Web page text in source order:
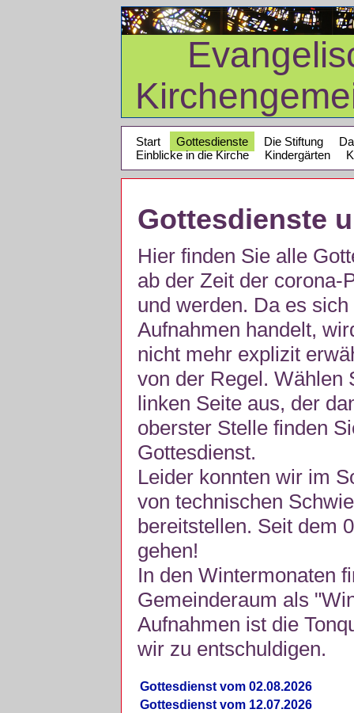
Start Gottesdienste Die Stiftung
Einblicke in die Kirche
Kindergärten
Gottesdienste
Hier finden Sie alle
ab der Zeit der corona-
und werden. Da es
Aufnahmen handelt,
nicht mehr explizit
von der Regel. Wählen
linken Seite aus, der
oberster Stelle finden
Gottesdienst.
Leider konnten wir im
von technischen
bereitstellen. Seit dem
gehen!
In den Wintermonaten
Gemeinderaum als
Aufnahmen ist die
wir zu entschuldigen.
Gottesdienst vom 02.08.2026
Gottesdienst vom 12.07.2026